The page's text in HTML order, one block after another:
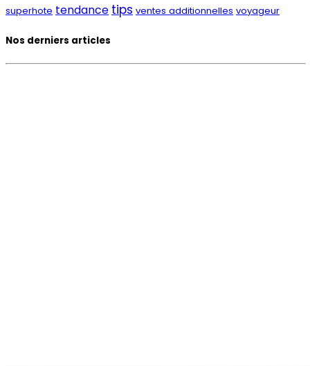
superhote tendance tips ventes additionnelles voyageur
Nos derniers articles